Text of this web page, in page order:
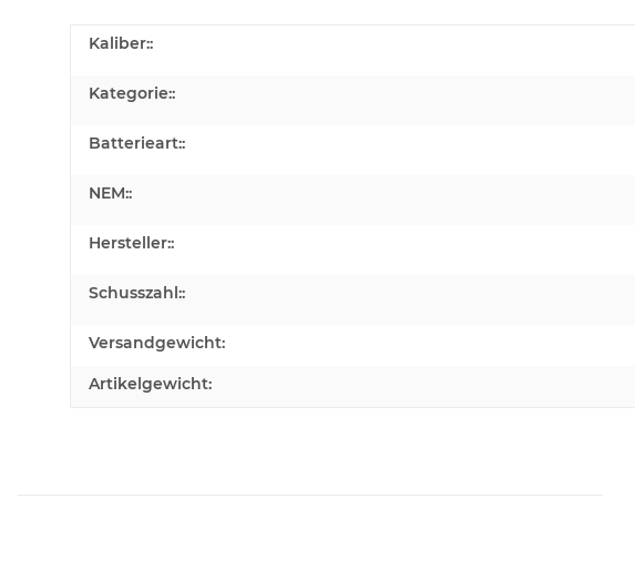
Kaliber::
Kategorie::
Batterieart::
NEM::
Hersteller::
Schusszahl::
Versandgewicht:
Artikelgewicht: